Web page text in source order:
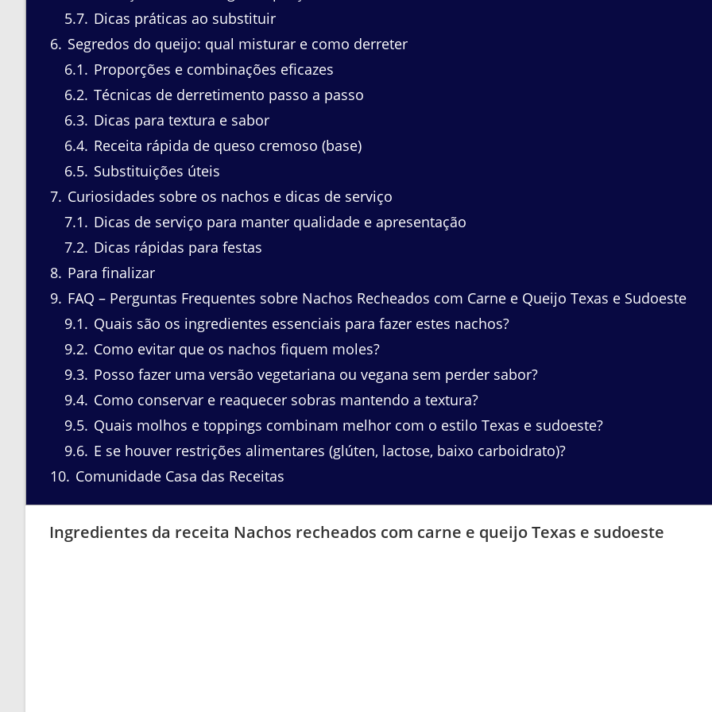
5.7 Dicas práticas ao substituir
6 Segredos do queijo: qual misturar e como derreter
6.1
Proporções e combinações eficazes
6.2 Técnicas de derretimento passo a passo
6.3 Dicas para textura e sabor
6.4 Receita rápida de queso cremoso (base)
6.5 Substituições úteis
7 Curiosidades sobre os nachos e dicas de serviço
7.1
Dicas de serviço para manter qualidade e apresentação
7.2 Dicas rápidas para festas
8 Para finalizar
9 FAQ – Perguntas Frequentes sobre Nachos Recheados com Carne e Queijo Texas e Sudoeste
9.1
Quais são os ingredientes essenciais para fazer estes nachos?
9.2 Como evitar que os nachos fiquem moles?
9.3 Posso fazer uma versão vegetariana ou vegana sem perder sabor?
9.4 Como conservar e reaquecer sobras mantendo a textura?
9.5 Quais molhos e toppings combinam melhor com o estilo Texas e sudoeste?
9.6 E se houver restrições alimentares (glúten, lactose, baixo carboidrato)?
10 Comunidade Casa das Receitas
Ingredientes da receita Nachos recheados com carne e queijo Texas e sudoeste